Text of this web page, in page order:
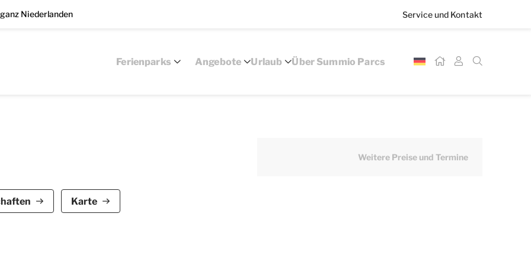
Niederlanden Service und Kontakt
Ferienparks Angebote Urlaub Über Summio Parcs
De Bloemert ist für bis zu 12 Personen
über 6 Schlafzimmer und 3 Badezimmer, verteilt
CD- und DVD-Player und einem Radio
Karte
Weitere Preise und Termine